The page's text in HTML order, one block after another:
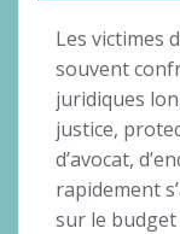
Les victimes
souvent
juridiques
justice,
d’avocat,
rapidement
sur le budget